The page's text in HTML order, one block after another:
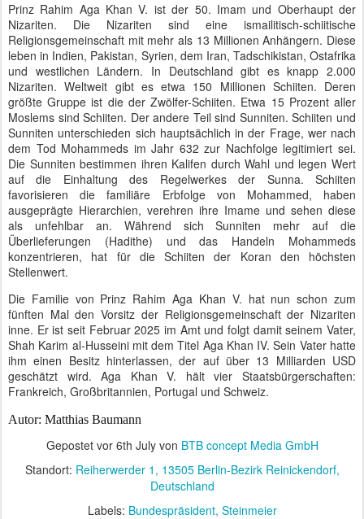
Prinz Rahim Aga Khan V. ist der 50. Imam und Oberhaupt der
Nizariten. Die Nizariten sind eine ismailitisch-schiitische
Religionsgemeinschaft mit mehr als 13 Millionen Anhängern. Diese
leben in Indien, Pakistan, Syrien, dem Iran, Tadschikistan, Ostafrika
und westlichen Ländern. In Deutschland gibt es knapp 2.000
Nizariten. Weltweit gibt es etwa 150 Millionen Schiiten. Deren
größte Gruppe ist die der Zwölfer-Schiiten. Etwa 15 Prozent aller
Moslems sind Schiiten. Der andere Teil sind Sunniten. Schiiten und
Sunniten unterschieden sich hauptsächlich in der Frage, wer nach
dem Tod Mohammeds im Jahr 632 zur Nachfolge legitimiert sei.
Die Sunniten bestimmen ihren Kalifen durch Wahl und legen Wert
auf die Einhaltung des Regelwerkes der Sunna. Schiiten
favorisieren die familiäre Erbfolge von Mohammed, haben
ausgeprägte Hierarchien, verehren ihre Imame und sehen diese
als unfehlbar an. Während sich Sunniten mehr auf die
Überlieferungen (Hadithe) und das Handeln Mohammeds
konzentrieren, hat für die Schiiten der Koran den höchsten
Stellenwert.
Die Familie von Prinz Rahim Aga Khan V. hat nun schon zum
fünften Mal den Vorsitz der Religionsgemeinschaft der Nizariten
inne. Er ist seit Februar 2025 im Amt und folgt damit seinem Vater,
Shah Karim al-Husseini mit dem Titel Aga Khan IV. Sein Vater hatte
ihm einen Besitz hinterlassen, der auf über 13 Milliarden USD
geschätzt wird. Aga Khan V. hält vier Staatsbürgerschaften:
Frankreich, Großbritannien, Portugal und Schweiz.
Autor: Matthias Baumann
Gepostet vor 6th Julyvon BTB concept Media GmbH
Standort: Reiherwerder 1, 13505 Berlin-Bezirk Reinickendorf,
Deutschland
Labels: Bundespräsident Steinmeier